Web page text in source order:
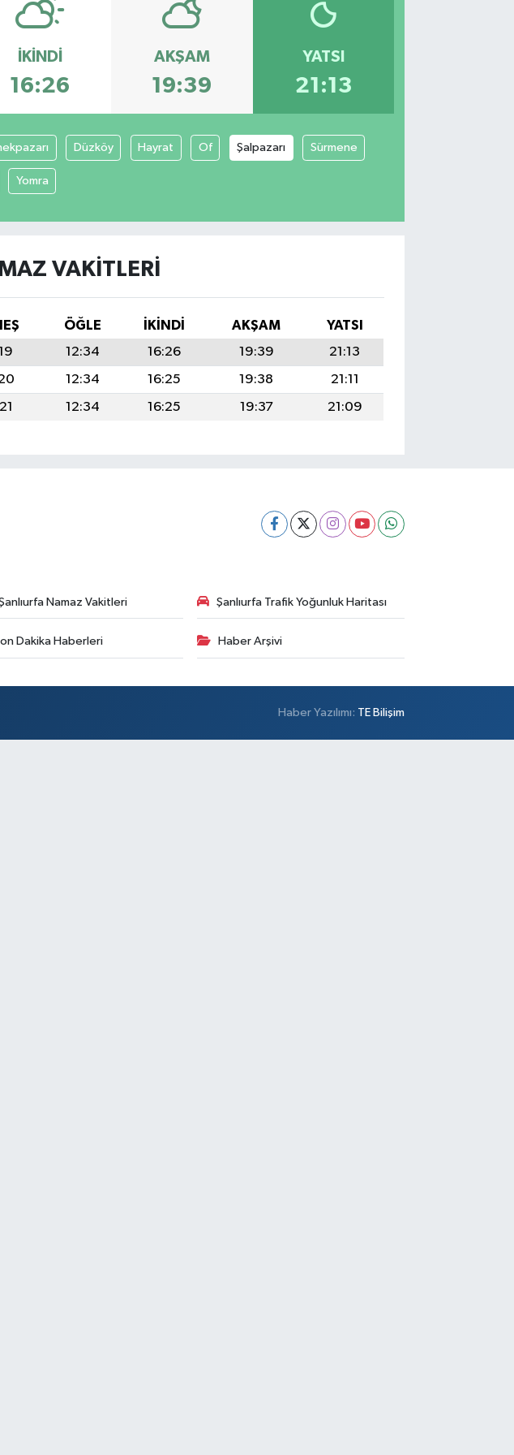
İKINDI
16:26
AKŞAM
19:39
YATSI
21:13
Düzköy Hayrat Of Şalpazarı Sürmene
Yomra
VAKITLERI
ÖĞLE İKINDI AKŞAM
YATSI
12:34 16:26 19:39
21:13
12:34 16:25 19:38
21:11
12:34 16:25 19:37 21:09
Namaz Vakitleri Şanlıurfa Trafik Yoğunluk Haritası
Dakika Haberleri Haber Arşivi
Haber Yazılımı: TE Bilişim